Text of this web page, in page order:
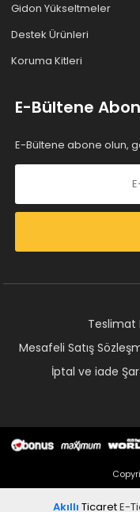
Gidon Yükseltmeler
Destek Ürünleri
Koruma Kitleri
E-Bültene
E-Bültene abone olun,
Teslimat
Mesafeli Satış
İptal ve iade
Akıllı TicaretE-